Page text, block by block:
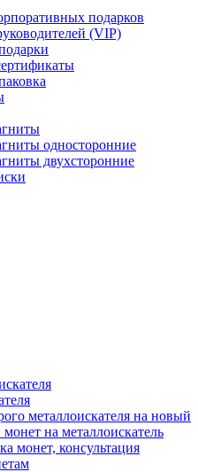
подарков
(VIP)
односторонние
двухсторонние
металлоискателя на новый
на металлоискатель
монет, консультация